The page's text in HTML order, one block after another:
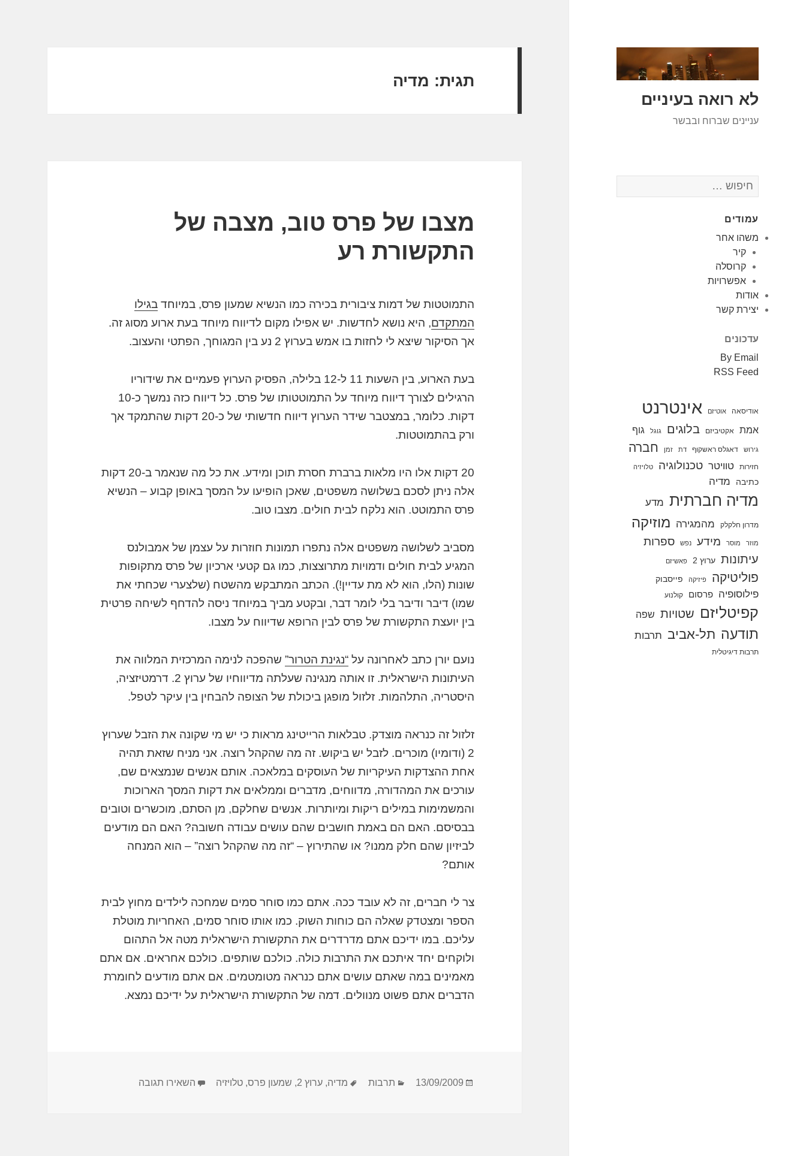
לא רואה בעיניים
עניינים שברוח ובבשר
חיפוש:
עמודים
משהו אחר
קיר
קרוסלה
אפשרויות
אודות
יצירת קשר
עדכונים
By Email
RSS Feed
אודיסאה אוטיזם אינטרנט
אמת אקטיביזם בלוגים גוגל גוף
גירוש דאגלס ראשקוף דת זמן חברה
חזירות טוויטר טכנולוגיה טלויזיה
כתיבה מדיה
מדיה חברתית מדע
מדרון חלקלק מהמגירה מוזיקה
מוזר מוסר מידע נפש
ספרות
עיתונות ערוץ 2 פאשיזם
פוליטיקה פיזיקה פייסבוק
פילוסופיה פרסום קולנוע
קפיטליזם שטויות שפה
תודעה תל-אביב תרבות
תרבות דיגיטלית
תגית: מדיה
מצבו של פרס טוב, מצבה של
התקשורת רע
התמוטטות של דמות ציבורית בכירה כמו הנשיא שמעון פרס, במיוחדבגילו
המתקדם, היא נושא לחדשות. יש אפילו מקום לדיווח מיוחד בעת ארוע מסוג זה.
אך הסיקור שיצא לי לחזות בו אמש בערוץ 2 נע בין המגוחך, הפתטי והעצוב.
בעת הארוע, בין השעות 11 ל-12 בלילה, הפסיק הערוץ פעמיים את שידוריו
הרגילים לצורך דיווח מיוחד על התמוטטותו של פרס. כל דיווח כזה נמשך כ-10
דקות. כלומר, במצטבר שידר הערוץ דיווח חדשותי של כ-20 דקות שהתמקד אך
ורק בהתמוטטות.
20 דקות אלו היו מלאות ברברת חסרת תוכן ומידע. את כל מה שנאמר ב-20 דקות
אלה ניתן לסכם בשלושה משפטים, שאכן הופיעו על המסך באופן קבוע – הנשיא
פרס התמוטט. הוא נלקח לבית חולים. מצבו טוב.
מסביב לשלושה משפטים אלה נתפרו תמונות חוזרות על עצמן של אמבולנס
המגיע לבית חולים ודמויות מתרוצצות, כמו גם קטעי ארכיון של פרס מתקופות
שונות (הלו, הוא לא מת עדיין!). הכתב המתבקש מהשטח (שלצערי שכחתי את
שמו) דיבר ודיבר בלי לומר דבר, ובקטע מביך במיוחד ניסה להדחף לשיחה פרטית
בין יועצת התקשורת של פרס לבין הרופא שדיווח על מצבו.
נועם יורן כתב לאחרונה על“נגינת הטרור” שהפכה לנימה המרכזית המלווה את
העיתונות הישראלית. זו אותה מנגינה שעלתה מדיווחיו של ערוץ 2. דרמטיזציה,
היסטריה, התלהמות. זלזול מופגן ביכולת של הצופה להבחין בין עיקר לטפל.
זלזול זה כנראה מוצדק. טבלאות הרייטינג מראות כי יש מי שקונה את הזבל שערוץ
2 (ודומיו) מוכרים. לזבל יש ביקוש. זה מה שהקהל רוצה. אני מניח שזאת תהיה
אחת ההצדקות העיקריות של העוסקים במלאכה. אותם אנשים שנמצאים שם,
עורכים את המהדורה, מדווחים, מדברים וממלאים את דקות המסך הארוכות
והמשמימות במילים ריקות ומיותרות. אנשים שחלקם, מן הסתם, מוכשרים וטובים
בבסיסם. האם הם באמת חושבים שהם עושים עבודה חשובה? האם הם מודעים
לביזיון שהם חלק ממנו? או שהתירוץ – “זה מה שהקהל רוצה” – הוא המנחה
אותם?
צר לי חברים, זה לא עובד ככה. אתם כמו סוחר סמים שמחכה לילדים מחוץ לבית
הספר ומצטדק שאלה הם כוחות השוק. כמו אותו סוחר סמים, האחריות מוטלת
עליכם. במו ידיכם אתם מדרדרים את התקשורת הישראלית מטה אל התהום
ולוקחים יחד איתכם את התרבות כולה. כולכם שותפים. כולכם אחראים. אם אתם
מאמינים במה שאתם עושים אתם כנראה מטומטמים. אם אתם מודעים לחומרת
הדברים אתם פשוט מנוולים. דמה של התקשורת הישראלית על ידיכם נמצא.
פורסם
13/09/2009 קטגוריות
תרבות תגיות
מדיה,ערוץ 2 , שמעון פרס,טלויזיה השאירו תגובה